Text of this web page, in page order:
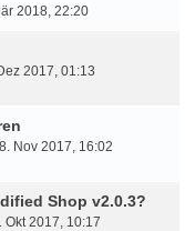
2018, 22:20
2017, 01:13
Nov 2017, 16:02
Shop v2.0.3?
Okt 2017, 10:17